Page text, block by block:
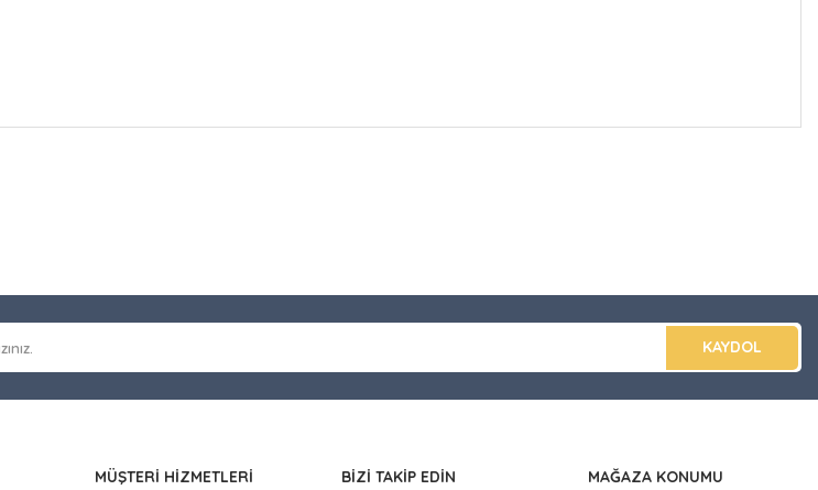
KAYDOL
MÜŞTERİ HİZMETLERİ BİZİ TAKİP EDİN MAĞAZA KONUMU